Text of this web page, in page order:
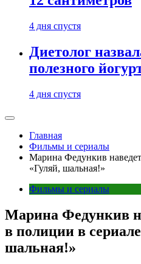
4 дня спустя
Диетолог
полезного
4 дня спустя
Главная
Фильмы и сериалы
Марина Федункив
«Гуляй, шальная!»
Фильмы и сериалы
Марина Федункив
в полиции в
шальная!»